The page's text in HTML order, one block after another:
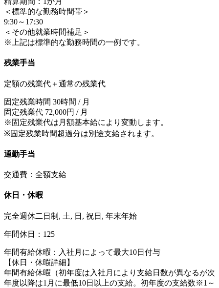
＜標準的な勤務時間帯＞
9:30～17:30
＜その他就業時間補足＞
※上記は標準的な勤務時間の一例です。
残業手当
定額の残業代＋通常の残業代
固定残業時間 30時間 / 月
固定残業代 72,000円 / 月
※固定残業代は月額基本給により変動します。
※固定残業時間超過分は別途支給されます。
通勤手当
交通費：全額支給
休日・休暇
完全週休二日制, 土, 日, 祝日, 年末年始
年間休日：125
年間有給休暇：入社月によって最大10日付与
【休日・休暇詳細】
年間有給休暇（初年度は入社月により支給日数が異なるが次
年度以降は1月に最低10日以上の支給。初年度の支給数※1～